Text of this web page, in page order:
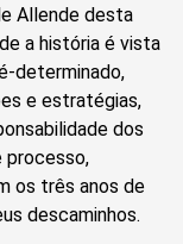
Allende desta
a história é vista
determinado,
e estratégias,
dos
processo,
os três anos de
descaminhos.